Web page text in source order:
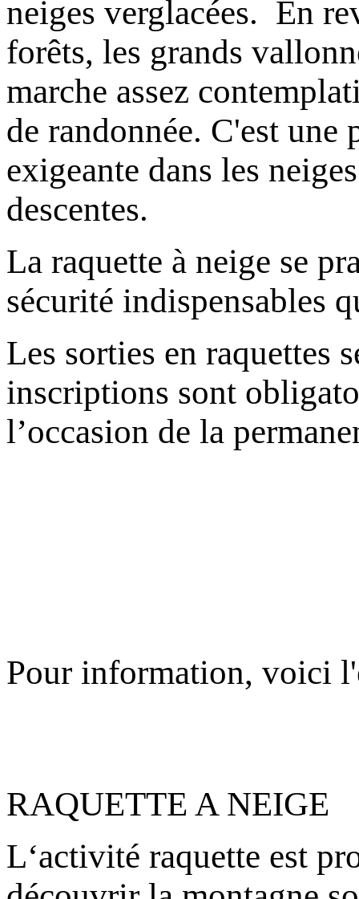
neiges verglacées. En
forêts, les grands
marche assez
de randonnée. C'est
exigeante dans les
descentes.
La raquette à neige se
sécurité indispensables
Les sorties en raquettes
inscriptions sont
l’occasion de la
Pour information, voici
RAQUETTE A NEIGE
L‘activité raquette est